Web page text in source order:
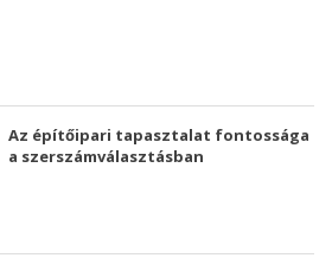
Az építőipari tapasztalat fontossága
a szerszámválasztásban